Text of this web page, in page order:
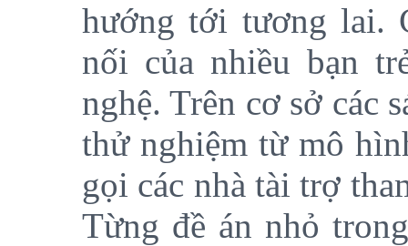
hướng tới tương lai.
nối của nhiều bạn
nghệ. Trên cơ sở các
thử nghiệm từ mô
gọi các nhà tài trợ
Từng đề án nhỏ